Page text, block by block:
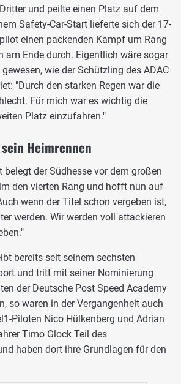
und peilte einen Platz auf dem
Safety-Car-Start lieferte sich der 17-
einen packenden Kampf um Rang
am Ende durch. Eigentlich wäre sogar
wie der Schützling des ADAC
"Durch den starken Regen war die
Für mich war es wichtig die
Platz einzufahren."
Heimrennen
belegt der Südhesse vor dem großen
den vierten Rang und hofft nun auf
wenn der Titel schon vergeben ist,
werden. Wir werden voll attackieren
bereits seit seinem sechsten
und tritt mit seiner Nominierung
der Deutsche Post Speed Academy
so waren in der Vergangenheit auch
Piloten Nico Hülkenberg und Adrian
Timo Glock Teil des
haben dort ihre Grundlagen für den